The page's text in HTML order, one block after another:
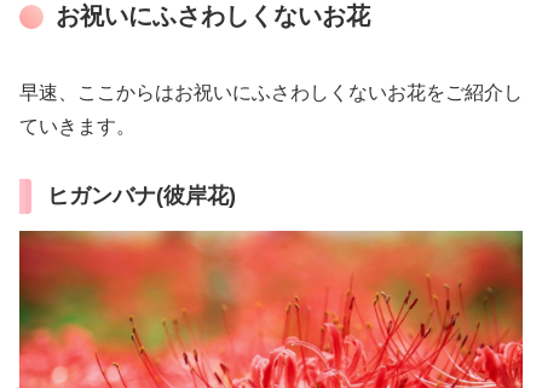
お祝いにふさわしくないお花
早速、ここからはお祝いにふさわしくないお花をご紹介し
ていきます。
ヒガンバナ(彼岸花)